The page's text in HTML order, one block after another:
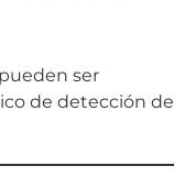
ser
de detección de